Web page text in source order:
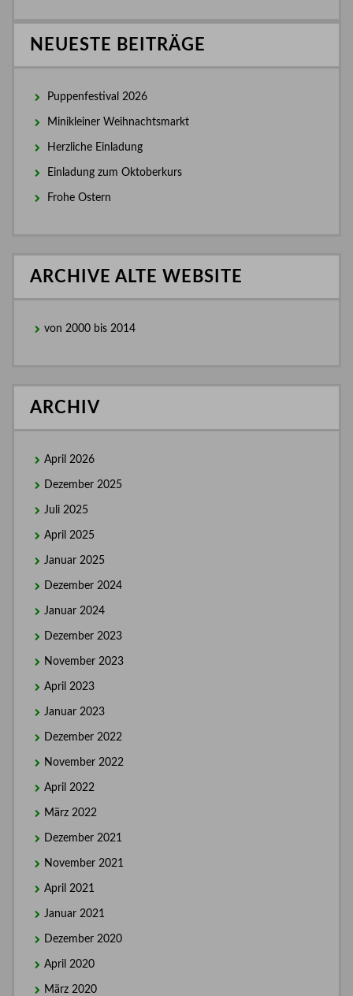
NEUESTE BEITRÄGE
Puppenfestival 2026
Minikleiner Weihnachtsmarkt
Herzliche Einladung
Einladung zum Oktoberkurs
Frohe Ostern
ARCHIVE ALTE WEBSITE
von 2000 bis 2014
ARCHIV
April 2026
Dezember 2025
Juli 2025
April 2025
Januar 2025
Dezember 2024
Januar 2024
Dezember 2023
November 2023
April 2023
Januar 2023
Dezember 2022
November 2022
April 2022
März 2022
Dezember 2021
November 2021
April 2021
Januar 2021
Dezember 2020
April 2020
März 2020